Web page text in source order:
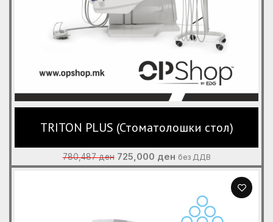
TRITON PLUS (Стоматолошки стол)
780,487ден Original
price
725,000 денCurrent
price
без ДДВ